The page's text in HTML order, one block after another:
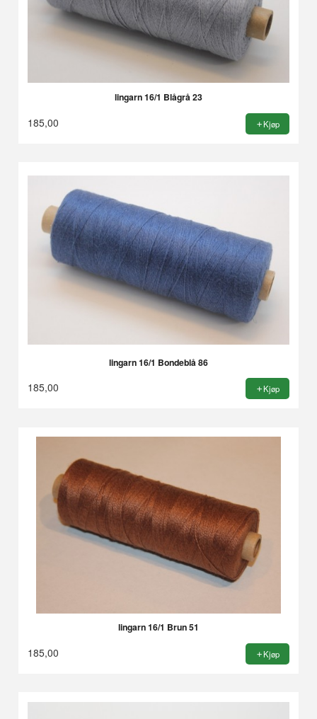
lingarn 16/1 Blågrå 23
185,00 Kjøp
lingarn 16/1 Bondeblå 86
185,00 Kjøp
lingarn 16/1 Brun 51
185,00 Kjøp